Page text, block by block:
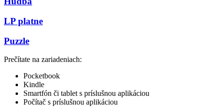
LP platne
Puzzle
Prečítate na zariadeniach:
Pocketbook
Kindle
Smartfón či tablet s príslušnou aplikáciou
Počítač s príslušnou aplikáciou